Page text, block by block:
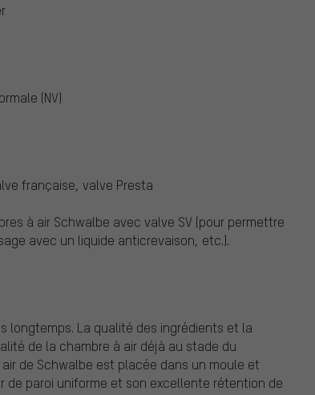
(NV)
française, valve Presta
à air Schwalbe avec valve SV (pour permettre
avec un liquide anticrevaison, etc.).
longtemps. La qualité des ingrédients et la
de la chambre à air déjà au stade du
de Schwalbe est placée dans un moule et
de paroi uniforme et son excellente rétention de